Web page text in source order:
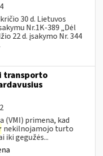
30 d. Lietuvos
Nr.1K-389 „Dėl
22 d. įsakymo Nr. 344
transporto
(VMI) primena, kad
nekilnojamojo turto
iki gegužės...